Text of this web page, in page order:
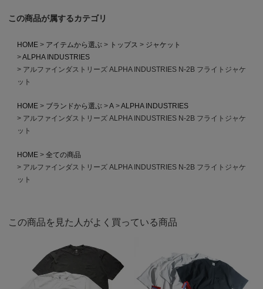
この商品が属するカテゴリ
HOME アイテムから選ぶ トップス
ジャケット
ALPHA INDUSTRIES
アルファインダストリーズ ALPHA INDUSTRIES N-2B フライトジャケ
ット
HOME ブランドから選ぶ A
ALPHA INDUSTRIES
アルファインダストリーズ ALPHA INDUSTRIES N-2B フライトジャケ
ット
HOME
全ての商品
アルファインダストリーズ ALPHA INDUSTRIES N-2B フライトジャケ
ット
この商品を見た人がよく買っている商品